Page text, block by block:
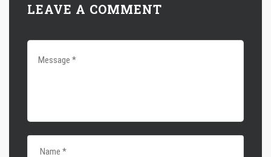
LEAVE A COMMENT